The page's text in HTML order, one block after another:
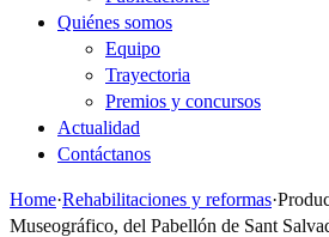
Quiénes somos
Equipo
Trayectoria
Premios y concursos
Actualidad
Contáctanos
Home·Rehabilitaciones y reformas·
Museográfico, del Pabellón de Sant